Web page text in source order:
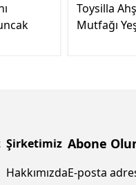
Toysilla
Mutfağı
Şirketimiz
Hakkımızda
Abone
E-posta